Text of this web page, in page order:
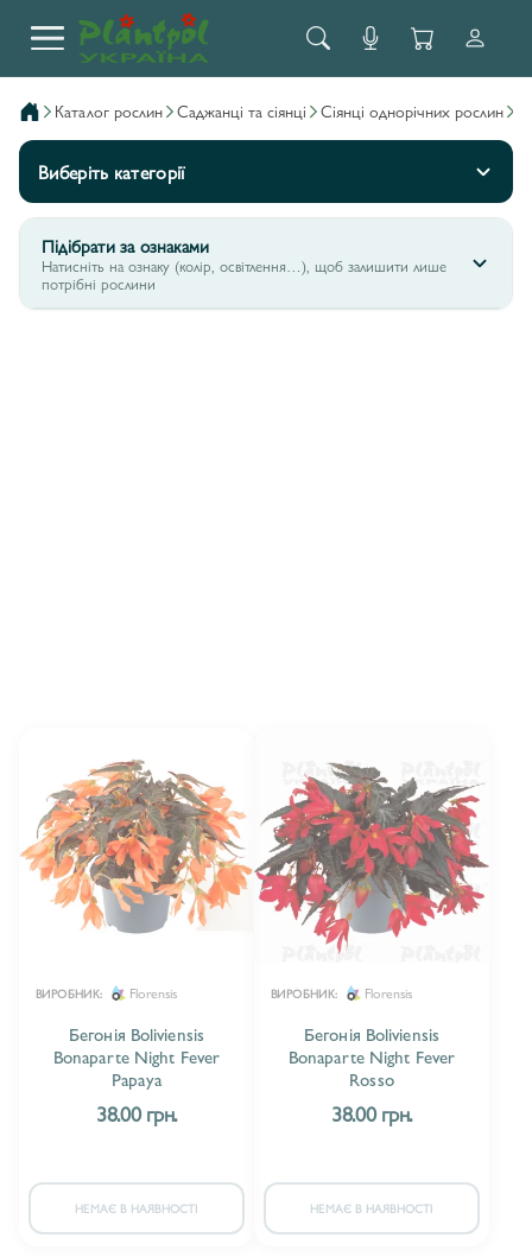
каталог рослин саджанці та сіянці сіянці однорічних рослин
Виберіть категорії
Підібрати за ознаками
Натисніть на ознаку (колір, освітлення…), щоб залишити лише
потрібні рослини
ВИРОБНИК: Florensis
Бегонія Boliviensis
Bonaparte Night Fever
Papaya
38.00 грн.
НЕМАЄ В НАЯВНОСТІ
ВИРОБНИК: Florensis
Бегонія Boliviensis
Bonaparte Night Fever
Rosso
38.00 грн.
НЕМАЄ В НАЯВНОСТІ